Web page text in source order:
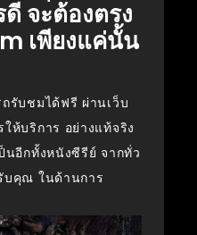
จะต้องตรง
เพียงแค่นั้น
รับชมได้ฟรี ผ่านเว็บ
ห้บริการ อย่างแท้จริง
นอีกทั้งหนังซีรีย์ จากทั่ว
บคุณ ในด้านการ